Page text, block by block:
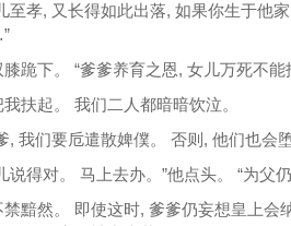
至孝, 又长得如此出落, 如果你生于他
膝跪下。 “爹爹养育之恩, 女儿万死不
扶起。 我们二人都暗暗饮泣。
, 我们要卮遣散婢僕。 否则, 他们也会
说得对。 马上去办。”他点头。 “为父
禁黯然。 即使这时, 爹爹仍妄想皇上会